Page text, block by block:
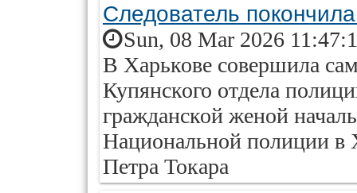
Следователь
Sun, 08 Mar 2026
В Харькове совершила
Купянского отдела
гражданской женой
Национальной полиции в
Петра Токара